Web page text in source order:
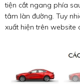
tiện cắt ngang phía
tâm làn đường. Tuy
xuất hiện trên website